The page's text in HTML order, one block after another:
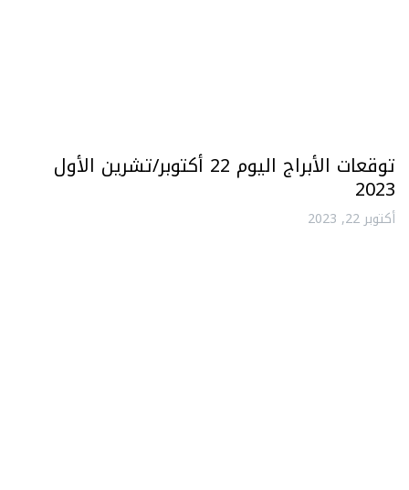
توقعات الأبراج اليوم 22 أكتوبر/تشرين الأول
2023
أكتوبر 22, 2023